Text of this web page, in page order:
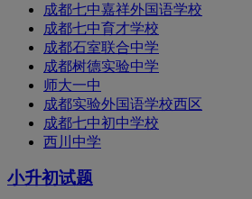
成都七中嘉祥外国语学校
成都七中育才学校
成都石室联合中学
成都树德实验中学
师大一中
成都实验外国语学校西区
成都七中初中学校
西川中学
小升初试题